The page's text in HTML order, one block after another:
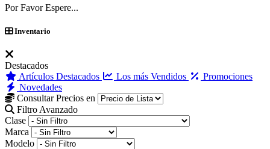
Por Favor Espere...
Inventario
Destacados
Artículos Destacados
Los más Vendidos
Promociones
Novedades
Consultar Precios en
Filtro Avanzado
Clase
Marca
Modelo